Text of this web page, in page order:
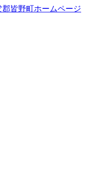
皆野町ホームページ